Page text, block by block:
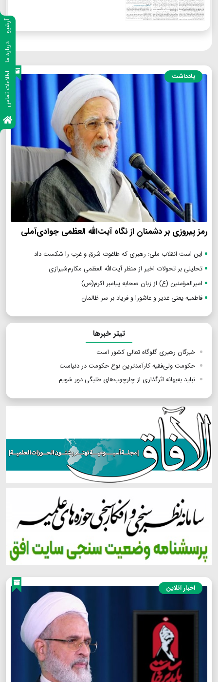
آرشیو
درباره ما
اطلاعات تماس یادداشت
رمز پیروزی بر دشمنان از نگاه آیت‌الله العظمی جوادی‌آملی
این است انقلاب ملی: رهبری که طاغوت شرق و غرب را شکست داد
تحلیلی بر تحولات اخیر از منظر آیت‌الله العظمی مکارم‌شیرازی
امیرالمؤمنین (ع) از زبان صحابه پیامبر اکرم(ص)
فاطمیه یعنی غدیر و عاشورا و فریاد بر سر ظالمان
تیتر خبرها
خبرگان رهبری گلوگاه تعالی کشور است
حکومت ولی‌فقیه کارآمدترین نوع حکومت در دنیاست
نباید به‌بهانه اثرگذاری از چارچوب‌های طلبگی دور شویم
اخبار آنلاین